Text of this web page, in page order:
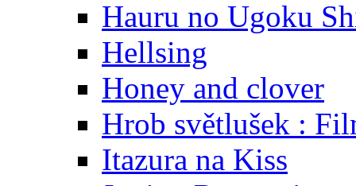
Hauru no Ugoku
Hellsing
Honey and clover
Hrob světlušek :
Itazura na Kiss